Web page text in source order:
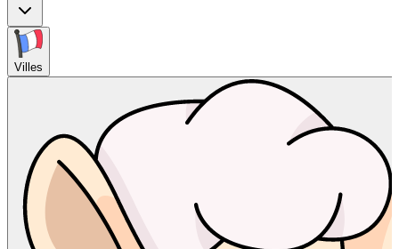
Villes